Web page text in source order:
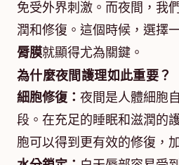
免受外界刺激。而夜間，我
潤和修復。這個時候，選擇
脣膜就顯得尤為關鍵。
為什麼夜間護理如此重要？
細胞修復： 夜間是人體細胞
段。在充足的睡眠和滋潤的
胞可以得到更有效的修復，